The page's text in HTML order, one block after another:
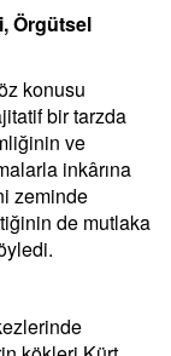
Örgütsel
konusu
bir tarzda
ve
inkârına
zeminde
de mutlaka